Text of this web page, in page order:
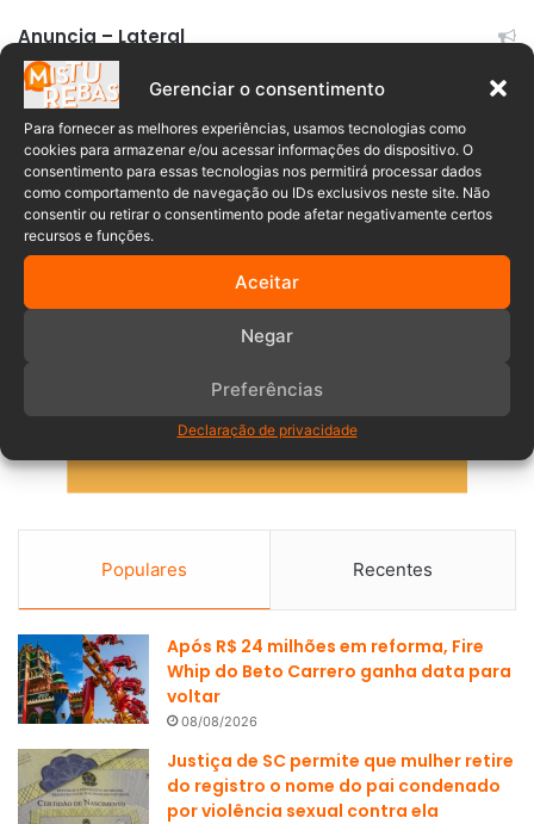
Gerenciar o consentimento
Para fornecer as melhores experiências, usamos tecnologias como
cookies para armazenar e/ou acessar informações do dispositivo. O
consentimento para essas tecnologias nos permitirá processar dados
como comportamento de navegação ou IDs exclusivos neste site. Não
consentir ou retirar o consentimento pode afetar negativamente certos
recursos e funções.
Aceitar
Negar
Preferências
Declaração de privacidade
Anuncia – Lateral
Populares Recentes
Após R$ 24 milhões em reforma, Fire
Whip do Beto Carrero ganha data para
voltar
08/08/2026
Justiça de SC permite que mulher retire
do registro o nome do pai condenado
por violência sexual contra ela